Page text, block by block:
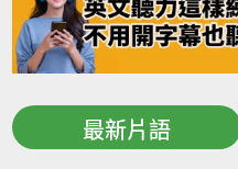
最新片語